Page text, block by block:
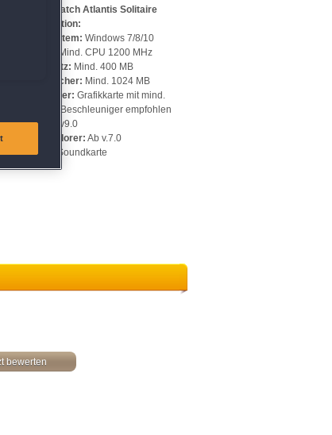
Für Jewel Match Atlantis Solitaire
Sammleredition:
Betriebssystem: Windows 7/8/10
Mind. CPU 1200 MHz
Speicherplatz: Mind. 400 MB
Arbeitsspeicher: Mind. 1024 MB
Videospeicher: Grafikkarte mit mind.
128 MB, 3D-Beschleuniger empfohlen
DirectX:
Ab v9.0
Internet Explorer: Ab v.7.0
Sonstiges:
Soundkarte
bewerten